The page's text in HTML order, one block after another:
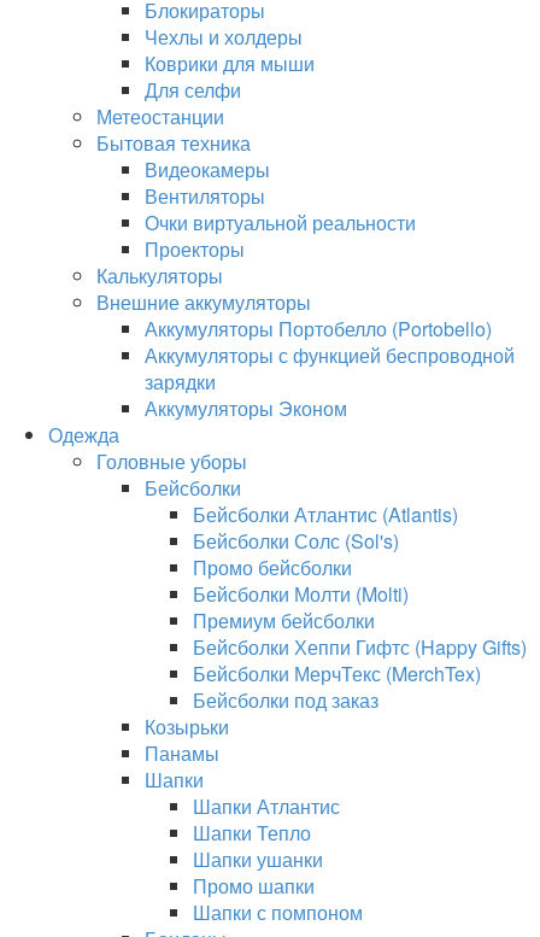
Блокираторы
Чехлы и холдеры
Коврики для мыши
Для селфи
Метеостанции
Бытовая техника
Видеокамеры
Вентиляторы
Очки виртуальной реальности
Проекторы
Калькуляторы
Внешние аккумуляторы
Аккумуляторы Портобелло (Portobello)
Аккумуляторы с функцией беспроводной
зарядки
Аккумуляторы Эконом
Одежда
Головные уборы
Бейсболки
Бейсболки Атлантис (Atlantis)
Бейсболки Солс (Sol's)
Промо бейсболки
Бейсболки Молти (Molti)
Премиум бейсболки
Бейсболки Хеппи Гифтс (Happy Gifts)
Бейсболки МерчТекс (MerchTex)
Бейсболки под заказ
Козырьки
Панамы
Шапки
Шапки Атлантис
Шапки Тепло
Шапки ушанки
Промо шапки
Шапки с помпоном